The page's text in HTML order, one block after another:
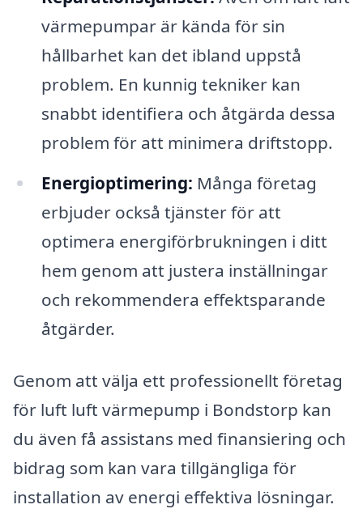
värmepumpar är kända för sin
hållbarhet kan det ibland uppstå
problem. En kunnig tekniker kan
snabbt identifiera och åtgärda dessa
problem för att minimera driftstopp.
Energioptimering: Många företag
erbjuder också tjänster för att
optimera energiförbrukningen i ditt
hem genom att justera inställningar
och rekommendera effektsparande
åtgärder.
Genom att välja ett professionellt företag
för luft luft värmepump i Bondstorp kan
du även få assistans med finansiering och
bidrag som kan vara tillgängliga för
installation av energi effektiva lösningar.